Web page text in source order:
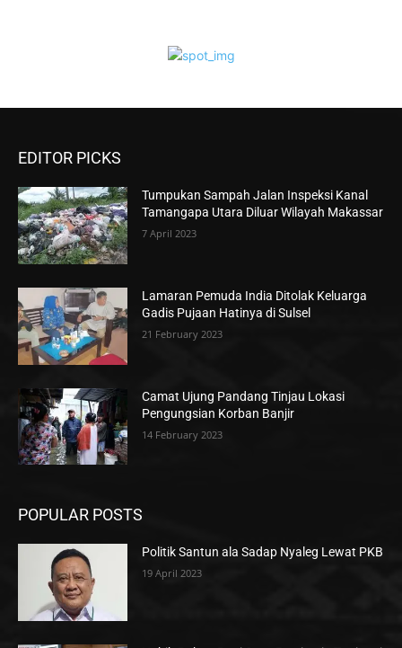
EDITOR PICKS
Tumpukan Sampah Jalan Inspeksi Kanal
Tamangapa Utara Diluar Wilayah Makassar
7 April 2023
Lamaran Pemuda India Ditolak Keluarga
Gadis Pujaan Hatinya di Sulsel
21 February 2023
Camat Ujung Pandang Tinjau Lokasi
Pengungsian Korban Banjir
14 February 2023
POPULAR POSTS
Politik Santun ala Sadap Nyaleg Lewat PKB
19 April 2023